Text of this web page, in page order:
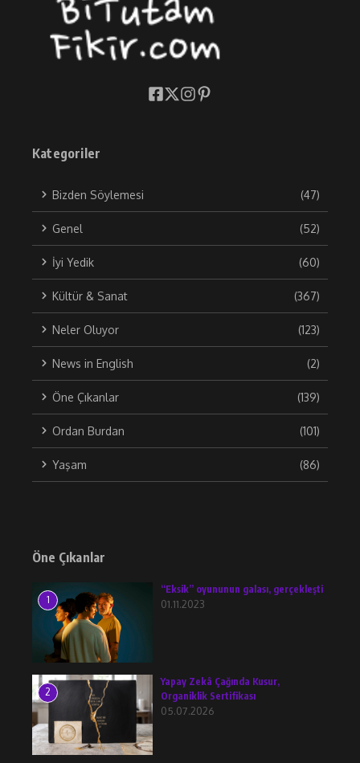
Kategoriler
Bizden Söylemesi (47)
Genel (52)
İyi Yedik (60)
Kültür & Sanat (367)
Neler Oluyor (123)
News in English (2)
Öne Çıkanlar (139)
Ordan Burdan (101)
Yaşam (86)
Öne Çıkanlar
1
“Eksik” oyununun galası, gerçekleşti
01.11.2023
2
Yapay Zekâ Çağında Kusur,
Organiklik Sertifikası
05.07.2026